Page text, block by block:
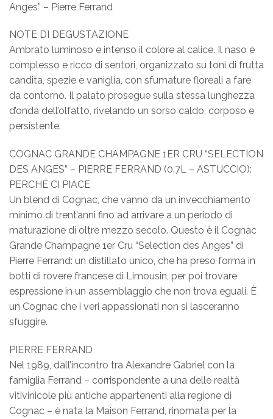
Anges” – Pierre Ferrand
NOTE DI DEGUSTAZIONE
Ambrato luminoso e intenso il colore al calice. Il naso è
complesso e ricco di sentori, organizzato su toni di frutta
candita, spezie e vaniglia, con sfumature floreali a fare
da contorno. Il palato prosegue sulla stessa lunghezza
d’onda dell’olfatto, rivelando un sorso caldo, corposo e
persistente.
COGNAC GRANDE CHAMPAGNE 1ER CRU “SELECTION
DES ANGES” – PIERRE FERRAND (0.7L – ASTUCCIO):
PERCHÉ CI PIACE
Un blend di Cognac, che vanno da un invecchiamento
minimo di trent’anni fino ad arrivare a un periodo di
maturazione di oltre mezzo secolo. Questo è il Cognac
Grande Champagne 1er Cru “Selection des Anges” di
Pierre Ferrand: un distillato unico, che ha preso forma in
botti di rovere francese di Limousin, per poi trovare
espressione in un assemblaggio che non trova eguali. È
un Cognac che i veri appassionati non si lasceranno
sfuggire.
PIERRE FERRAND
Nel 1989, dall’incontro tra Alexandre Gabriel con la
famiglia Ferrand – corrispondente a una delle realtà
vitivinicole più antiche appartenenti alla regione di
Cognac – è nata la Maison Ferrand, rinomata per la